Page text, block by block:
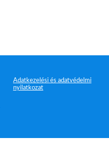
Adatkezelési és adatvédelmi
nyilatkozat